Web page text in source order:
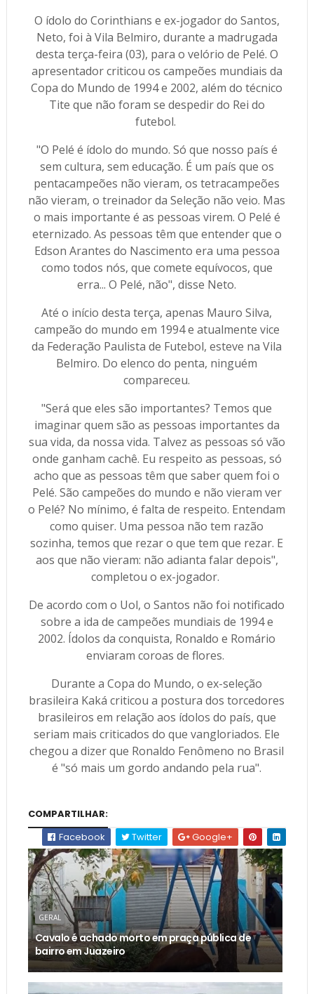
O ídolo do Corinthians e ex-jogador do Santos,
Neto, foi à Vila Belmiro, durante a madrugada
desta terça-feira (03), para o velório de Pelé. O
apresentador criticou os campeões mundiais da
Copa do Mundo de 1994 e 2002, além do técnico
Tite que não foram se despedir do Rei do
futebol.
"O Pelé é ídolo do mundo. Só que nosso país é
sem cultura, sem educação. É um país que os
pentacampeões não vieram, os tetracampeões
não vieram, o treinador da Seleção não veio. Mas
o mais importante é as pessoas virem. O Pelé é
eternizado. As pessoas têm que entender que o
Edson Arantes do Nascimento era uma pessoa
como todos nós, que comete equívocos, que
erra... O Pelé, não", disse Neto.
Até o início desta terça, apenas Mauro Silva,
campeão do mundo em 1994 e atualmente vice
da Federação Paulista de Futebol, esteve na Vila
Belmiro. Do elenco do penta, ninguém
compareceu.
"Será que eles são importantes? Temos que
imaginar quem são as pessoas importantes da
sua vida, da nossa vida. Talvez as pessoas só vão
onde ganham cachê. Eu respeito as pessoas, só
acho que as pessoas têm que saber quem foi o
Pelé. São campeões do mundo e não vieram ver
o Pelé? No mínimo, é falta de respeito. Entendam
como quiser. Uma pessoa não tem razão
sozinha, temos que rezar o que tem que rezar. E
aos que não vieram: não adianta falar depois",
completou o ex-jogador.
De acordo com o Uol, o Santos não foi notificado
sobre a ida de campeões mundiais de 1994 e
2002. Ídolos da conquista, Ronaldo e Romário
enviaram coroas de flores.
Durante a Copa do Mundo, o ex-seleção
brasileira Kaká criticou a postura dos torcedores
brasileiros em relação aos ídolos do país, que
seriam mais criticados do que vangloriados. Ele
chegou a dizer que Ronaldo Fenômeno no Brasil
é "só mais um gordo andando pela rua".
COMPARTILHAR:
Facebook
Twitter Google+
GERAL
Cavalo é achado morto em praça pública de
bairro em Juazeiro